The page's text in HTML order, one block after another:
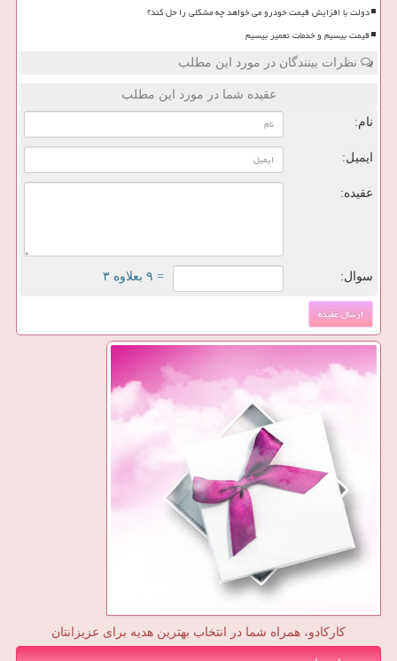
دولت با افزایش قیمت خودرو می خواهد چه مشکلی را حل کند؟
قیمت بیسیم و خدمات تعمیر بیسیم
نظرات بینندگان در مورد این مطلب
عقیده شما در مورد این مطلب
نام:
ایمیل:
عقیده:
سوال: = ۹ بعلاوه ۳
کارکادو، همراه شما در انتخاب بهترین هدیه برای عزیزانتان